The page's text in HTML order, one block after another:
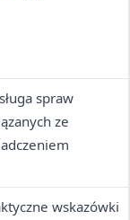
spraw
ze
wskazówki